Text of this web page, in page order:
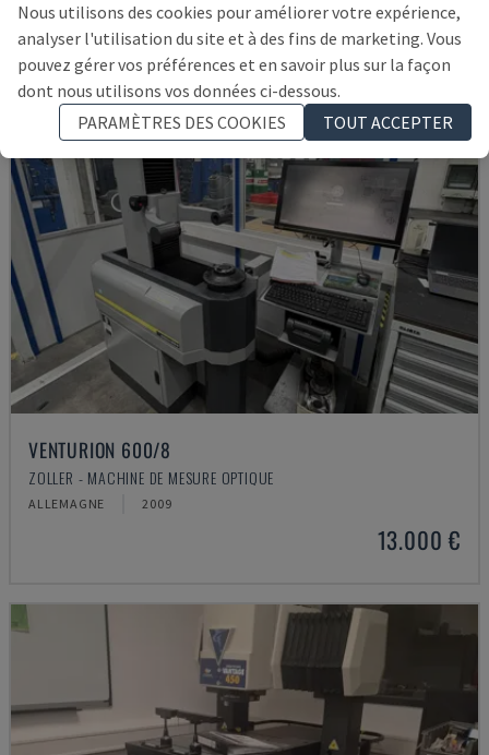
VENTURION 600/8
ZOLLER - MACHINE DE MESURE OPTIQUE
ALLEMAGNE 2009
13.000 €
Nous utilisons des cookies pour améliorer votre expérience,
analyser l'utilisation du site et à des fins de marketing. Vous
pouvez gérer vos préférences et en savoir plus sur la façon
dont nous utilisons vos données ci-dessous.
PARAMÈTRES DES COOKIES
TOUT ACCEPTER